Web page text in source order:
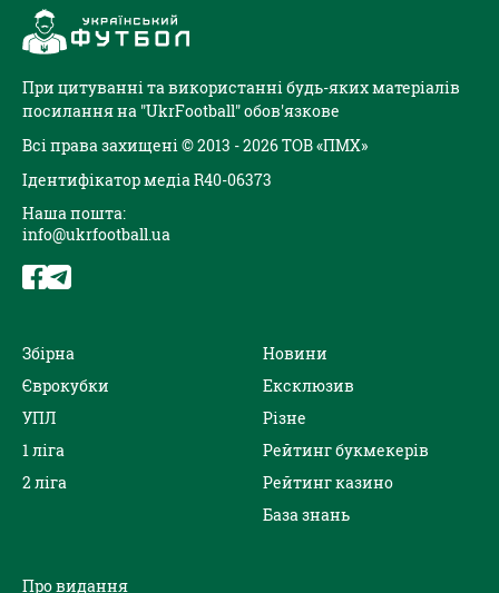
При цитуванні та використанні будь-яких матеріалів
посилання на "UkrFootball" обов'язкове
Всі права захищені © 2013 - 2026 ТОВ «ПМХ»
Ідентифікатор медіа R40-06373
Наша пошта:
info@ukrfootball.ua
Збірна
Єврокубки
УПЛ
1 ліга
2 ліга
Новини
Ексклюзив
Різне
Рейтинг букмекерів
Рейтинг казино
База знань
Про видання